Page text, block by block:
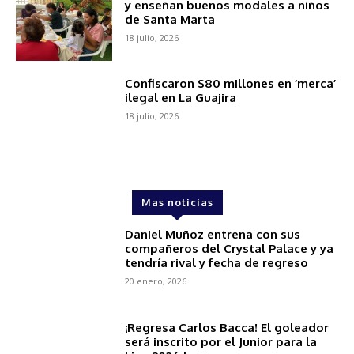
y enseñan buenos modales a niños
de Santa Marta
18 julio, 2026
Confiscaron $80 millones en ‘merca’
ilegal en La Guajira
18 julio, 2026
Mas noticias
Daniel Muñoz entrena con sus
compañeros del Crystal Palace y ya
tendría rival y fecha de regreso
20 enero, 2026
¡Regresa Carlos Bacca! El goleador
será inscrito por el Junior para la